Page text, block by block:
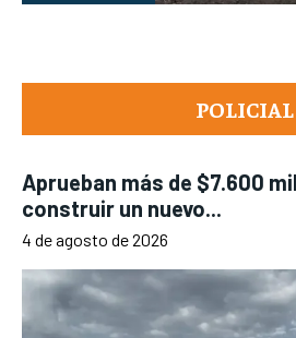
POLICIAL
Aprueban más de $7.600
construir un nuevo...
4 de agosto de 2026